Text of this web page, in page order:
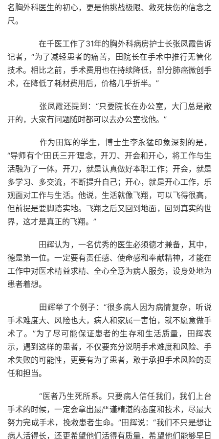
名胸外科医生的初心，更是他挑战极限、救死扶伤的信念之
尺。
在千医工作了31年的胸外科病房护士长张凤霞告诉
记者，“为了减轻患者的痛苦，田院长在手术中推行无管化
技术。相比之前，手术费用也在持续降低，部分肺癌微创手
术，在降低了耗材费用后，价格几乎折半。”
张凤霞还提到：“只要院长在办公室，大门总是敞
开的，大家有问题随时都可以去办公室找他。”
作为田辉的学生，博士生李永猛印象深刻的是，
“导师有个‘田氏三开’理念，开刀、开会和开心，将工作与生
活融为了一体。开刀，就是认真做好本职工作；开会，就是
多学习、多交流，不断提升自己；开心，就是开心工作，乐
观面对工作与生活。他说，生活就像飞翔，可以飞得很高，
但前提是要脚踏实地。飞翔之后又回到地面，回到真实的世
界，这才是真正的飞翔。”
田辉认为，一名优秀的医生必须德才兼备，其中，
德是第一位。一定要有责任感、使命感和奉献精神，才能在
工作中对医术精益求精、全心全意为病人服务，设身处地为
患者着想。
田辉举了个例子：“很多病人因为病情复杂，听说
手术难度大、风险也大，病人和家属一害怕，就不愿意做手
术了。”为了尽可能保证患者的生存和生活质量，田辉表
示，遇到这样的患者，不仅要充分说明手术难度和风险、手
术失败的可能性，更要有为了患者，敢于承担手术风险的责
任和担当。
“医者乃生死所系。只要病人信任我们，我们上台
手术的时候，一定会拿出最严谨精湛的态度和技术，尽最大
努力完成手术，挽救患者生命。”田辉说：“我们不只是想让
病人活得长，还更希望他们活得有质量，希望他们能够早日